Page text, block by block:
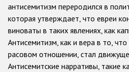
Наша
Карта сайта
Часто задаваемые
Данные о преступлениях
антисемитизм переродился в
которая утверждает, что евреи
виноваты в таких явлениях, как
Антисемитизм, как и вера в то,
расовом отношении, стал
Антисемитские нарративы, такие